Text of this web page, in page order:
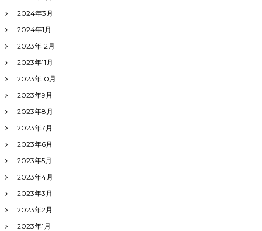
2024年3月
2024年1月
2023年12月
2023年11月
2023年10月
2023年9月
2023年8月
2023年7月
2023年6月
2023年5月
2023年4月
2023年3月
2023年2月
2023年1月